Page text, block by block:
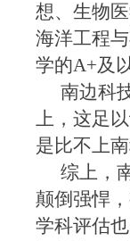
想、生物
海洋工程
学的A+及
南边科
上，这足
是比不上南
综上，
颠倒强悍
学科评估